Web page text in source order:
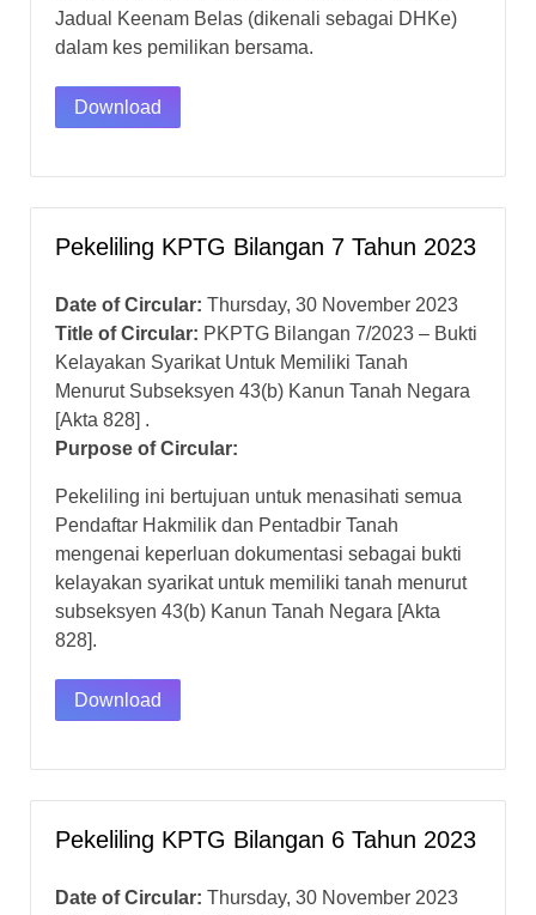
Jadual Keenam Belas (dikenali sebagai DHKe)
dalam kes pemilikan bersama.
Download
Pekeliling KPTG Bilangan 7 Tahun 2023
Date of Circular: Thursday, 30 November 2023
Title of Circular: PKPTG Bilangan 7/2023 – Bukti
Kelayakan Syarikat Untuk Memiliki Tanah
Menurut Subseksyen 43(b) Kanun Tanah Negara
[Akta 828] .
Purpose of Circular:
Pekeliling ini bertujuan untuk menasihati semua
Pendaftar Hakmilik dan Pentadbir Tanah
mengenai keperluan dokumentasi sebagai bukti
kelayakan syarikat untuk memiliki tanah menurut
subseksyen 43(b) Kanun Tanah Negara [Akta
828].
Download
Pekeliling KPTG Bilangan 6 Tahun 2023
Date of Circular: Thursday, 30 November 2023